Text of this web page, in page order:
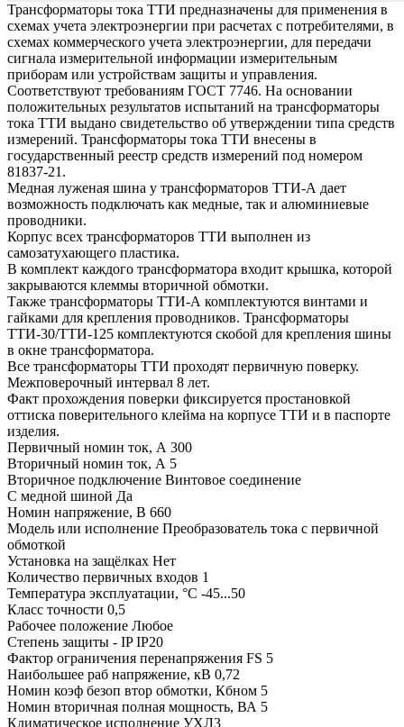
Трансформаторы тока ТТИ предназначены для применения в
схемах учета электроэнергии при расчетах с потребителями, в
схемах коммерческого учета электроэнергии, для передачи
сигнала измерительной информации измерительным
приборам или устройствам защиты и управления.
Соответствуют требованиям ГОСТ 7746. На основании
положительных результатов испытаний на трансформаторы
тока ТТИ выдано свидетельство об утверждении типа средств
измерений. Трансформаторы тока ТТИ внесены в
государственный реестр средств измерений под номером
81837-21.
Медная луженая шина у трансформаторов ТТИ-А дает
возможность подключать как медные, так и алюминиевые
проводники.
Корпус всех трансформаторов ТТИ выполнен из
самозатухающего пластика.
В комплект каждого трансформатора входит крышка, которой
закрываются клеммы вторичной обмотки.
Также трансформаторы ТТИ-А комплектуются винтами и
гайками для крепления проводников. Трансформаторы
ТТИ-30/ТТИ-125 комплектуются скобой для крепления шины
в окне трансформатора.
Все трансформаторы ТТИ проходят первичную поверку.
Межповерочный интервал 8 лет.
Факт прохождения поверки фиксируется простановкой
оттиска поверительного клейма на корпусе ТТИ и в паспорте
изделия.
Первичный номин ток, А 300
Вторичный номин ток, А 5
Вторичное подключение Винтовое соединение
С медной шиной Да
Номин напряжение, В 660
Модель или исполнение Преобразователь тока с первичной
обмоткой
Установка на защёлках Нет
Количество первичных входов 1
Температура эксплуатации, °C -45...50
Класс точности 0,5
Рабочее положение Любое
Степень защиты - IP IP20
Фактор ограничения перенапряжения FS 5
Наибольшее раб напряжение, кВ 0,72
Номин коэф безоп втор обмотки, Кбном 5
Номин вторичная полная мощность, ВА 5
Климатическое исполнение УХЛ3